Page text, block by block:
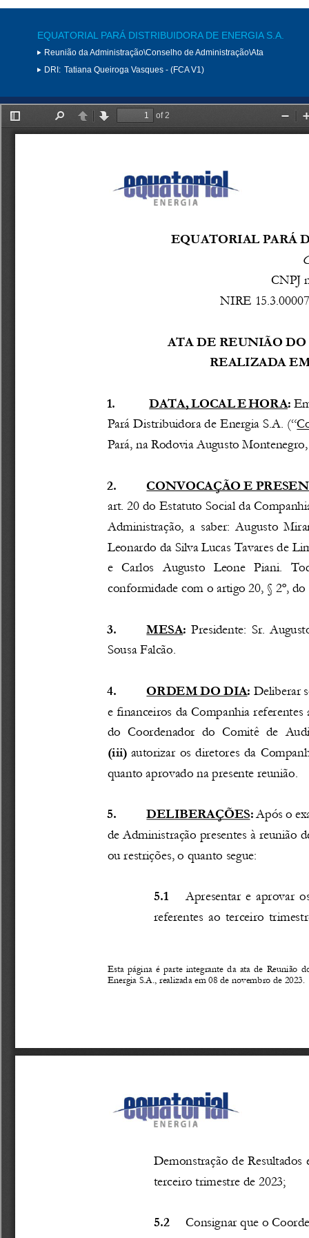
EQUATORIAL PARÁ DISTRIBUIDORA DE ENERGIA S.A.
Reunião da Administração\Conselho de Administração\Ata
DRI: Tatiana Queiroga Vasques - (FCA V1)